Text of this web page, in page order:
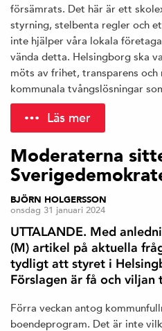
försämrats. Det här är ett
styrning, stelbenta regler och
inte hjälper våra lokala
vända detta. Helsingborg ska
möts av frihet, transparens
kommunala tvångslösningar
Läs mer
Moderaterna
BJÖRN HOLGERSSON
onsdag 31 januari 2024
UTTALANDE. Med
(M) artikel på aktuella
tydligt att styret i
Förslagen är få och
Förra veckan antog
boendeprogram. Det är inte